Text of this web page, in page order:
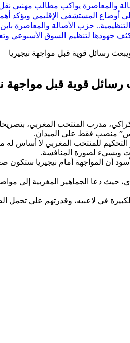
والمعاصرة يواكب مطالب مهنيي نقل
أوضاع المستشفى الإقليمي ويؤكد
حزب الأصالة والمعاصرة بابن
جهودها لتنظيم السوق الأسبوعي
رسائل قوية قبل مواجهة نيجيريا
قوية قبل مواجهة
مدرب المنتخب المغربي،
منصب فقط على الميدان.
للمنتخب المغربي لا أساس
ويسيء لصورة المنافسة.
أن المواجهة أمام نيجيريا
حيث دعا الجماهير المغربية إلى
في لاعبيه، وقدرتهم على